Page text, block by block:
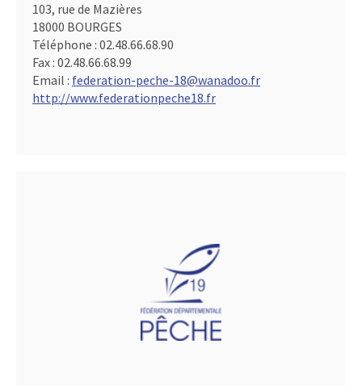
103, rue de Mazières
18000 BOURGES
Téléphone : 02.48.66.68.90
Fax : 02.48.66.68.99
Email : federation-peche-18@wanadoo.fr
http://www.federationpeche18.fr